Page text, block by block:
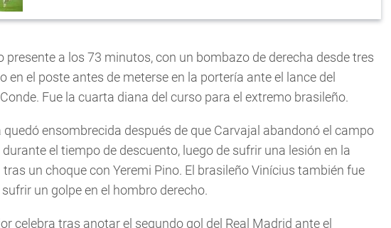
presente a los 73 minutos, con un bombazo de derecha desde tres
en el poste antes de meterse en la portería ante el lance del
Fue la cuarta diana del curso para el extremo brasileño.
quedó ensombrecida después de que Carvajal abandonó el campo
el tiempo de descuento, luego de sufrir una lesión en la
un choque con Yeremi Pino. El brasileño Vinícius también fue
un golpe en el hombro derecho.